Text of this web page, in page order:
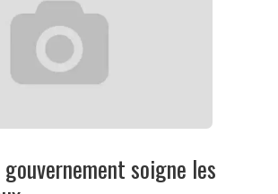
gouvernement soigne les